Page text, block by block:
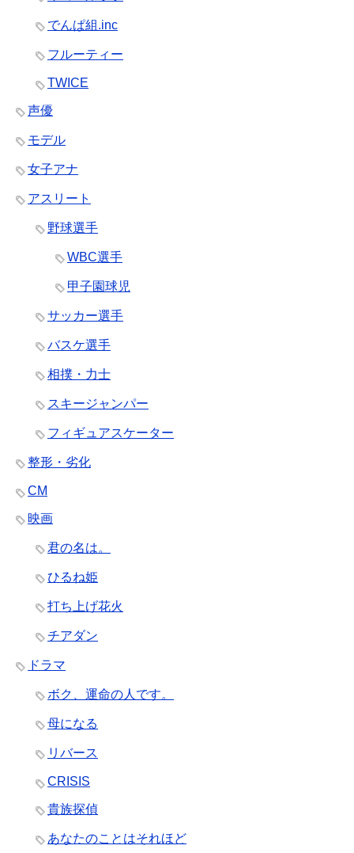
でんぱ組.inc
フルーティー
TWICE
声優
モデル
女子アナ
アスリート
野球選手
WBC選手
甲子園球児
サッカー選手
バスケ選手
相撲・力士
スキージャンパー
フィギュアスケーター
整形・劣化
CM
映画
君の名は。
ひるね姫
打ち上げ花火
チアダン
ドラマ
ボク、運命の人です。
母になる
リバース
CRISIS
貴族探偵
あなたのことはそれほど